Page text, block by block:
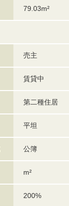
79.03m²
売主
賃貸中
第二種住居
平坦
公簿
m²
200%